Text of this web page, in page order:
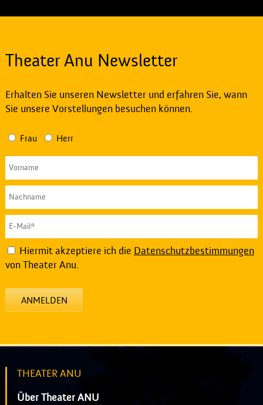
Theater Anu Newsletter
Erhalten Sie unseren Newsletter und erfahren Sie, wann
Sie unsere Vorstellungen besuchen können.
Frau Herr
Hiermit akzeptiere ich die Datenschutzbestimmungen
von Theater Anu.
ANMELDEN
THEATER ANU
Über Theater ANU